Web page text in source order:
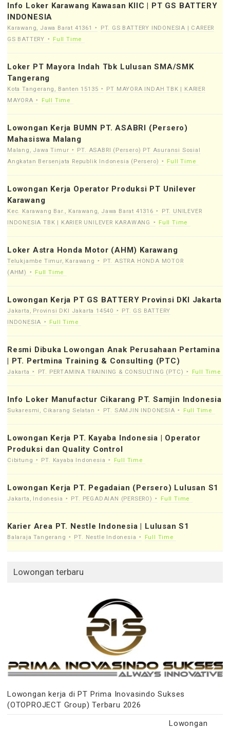
Info Loker Karawang Kawasan KIIC | PT GS BATTERY
INDONESIA
Karawang, Jawa Barat 41361
PT. GS BATTERY INDONESIA | CAREER
GS BATTERY
Full Time
Loker PT Mayora Indah Tbk Lulusan SMA/SMK
Tangerang
Kota Tangerang, Banten 15135
PT MAYORA INDAH TBK | KARIER
MAYORA
Full Time
Lowongan Kerja BUMN PT. ASABRI (Persero)
Mahasiswa Malang
Malang, Jawa Timur
PT. ASABRI (Persero) PT Asuransi Sosial
Angkatan Bersenjata Republik Indonesia (Persero)
Full Time
Lowongan Kerja Operator Produksi PT Unilever
Karawang
Kec. Karawang Bar., Karawang, Jawa Barat 41316
PT. UNILEVER
INDONESIA TBK | KARIER UNILEVER KARAWANG
Full Time
Loker Astra Honda Motor (AHM) Karawang
Telukjambe Timur, Karawang
PT. ASTRA HONDA MOTOR
(AHM)
Full Time
Lowongan Kerja PT GS BATTERY Provinsi DKI Jakarta
Jakarta, Provinsi DKI Jakarta 14540
PT. GS BATTERY
INDONESIA
Full Time
Resmi Dibuka Lowongan Anak Perusahaan Pertamina
| PT. Pertmina Training & Consulting (PTC)
Jakarta PT. PERTAMINA TRAINING & CONSULTING (PTC) Full Time
Info Loker Manufactur Cikarang PT. Samjin Indonesia
Sukaresmi, Cikarang Selatan PT. SAMJIN INDONESIA Full Time
Lowongan Kerja PT. Kayaba Indonesia | Operator
Produksi dan Quality Control
Cibitung PT. Kayaba Indonesia Full Time
Lowongan Kerja PT. Pegadaian (Persero) Lulusan S1
Jakarta, Indonesia PT. PEGADAIAN (PERSERO) Full Time
Karier Area PT. Nestle Indonesia | Lulusan S1
Balaraja Tangerang PT. Nestle Indonesia Full Time
Lowongan terbaru
Lowongan kerja di PT Prima Inovasindo Sukses
(OTOPROJECT Group) Terbaru 2026
Lowongan